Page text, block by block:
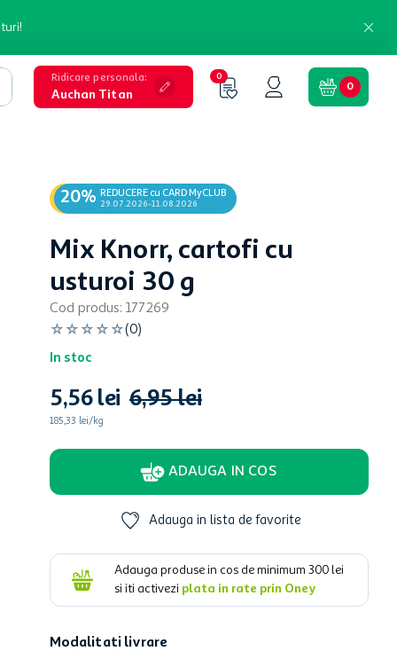
Ridicare personala:
Auchan Titan
0
0
20% REDUCERE cu CARD MyCLUB
29.07.2026-11.08.2026
Mix Knorr, cartofi cu
usturoi 30 g
Cod produs: 177269
☆ ☆ ☆ ☆ ☆(0)
In stoc
5,56 lei 6,95lei
185,33 lei/kg
ADAUGA IN COS
Adauga in lista de favorite
Adauga produse in cos de minimum 300 lei
si iti activezi plata in rate prin Oney
Modalitati livrare